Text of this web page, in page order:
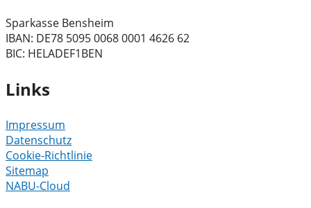
Sparkasse Bensheim
IBAN: DE78 5095 0068 0001 4626 62
BIC: HELADEF1BEN
Links
Impressum
Datenschutz
Cookie-Richtlinie
Sitemap
NABU-Cloud